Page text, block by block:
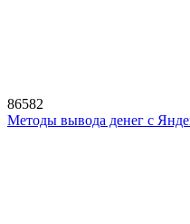
86582
Методы вывода денег с